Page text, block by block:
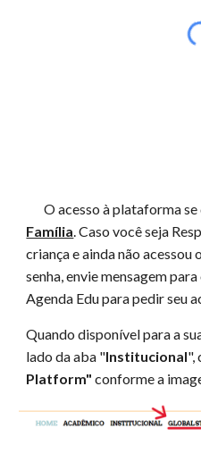
O acesso à plataforma se
Família. Caso você seja
criança e ainda não acessou
senha, envie mensagem
Agenda Edu para pedir seu
Quando disponível para a
lado da aba "Institucional",
Platform"conforme a